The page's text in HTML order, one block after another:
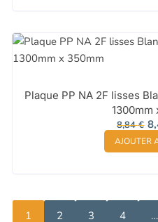
Plaque PP NA 2F lisses
1300mm
8,84€ Le
AJOUTER
1 2 3 4 …